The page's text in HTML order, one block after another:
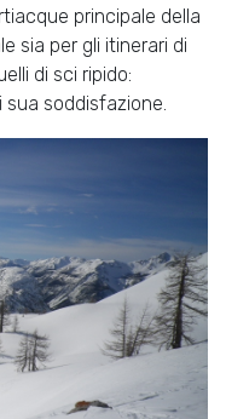
principale della
sia per gli itinerari di
di sci ripido:
soddisfazione.